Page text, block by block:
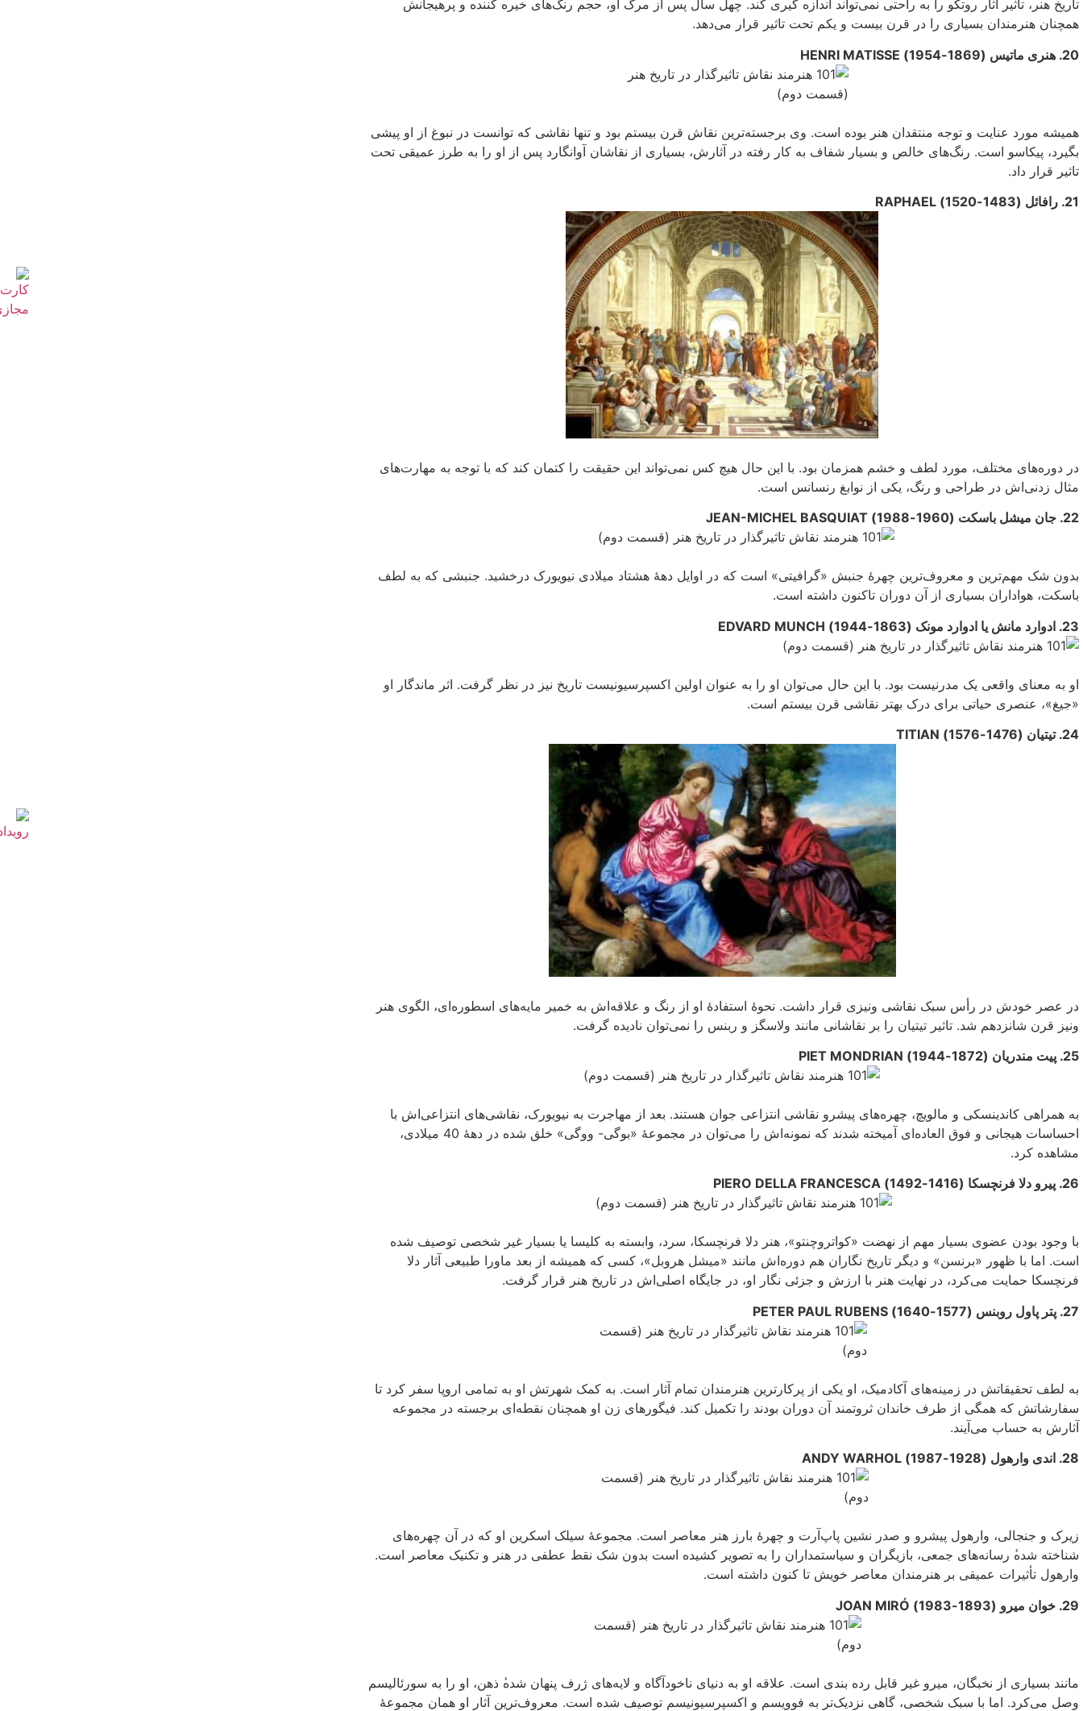
تاریخ هنر، تأثیر آثار روتکو را به راحتی‌ نمی‌تواند اندازه گیری کند. چهل سال پس از مرگ او، حجم رنگ‌های خیره کننده و پرهیجانش
همچنان هنرمندان بسیاری را در قرن بیست و یکم تحت تاثیر قرار می‌دهد.
20. هنری ماتیس (1869-1954) HENRI MATISSE
همیشه مورد عنایت و توجه منتقدان هنر بوده است. وی برجسته‌ترین نقاش قرن بیستم بود و تنها نقاشی که توانست در نبوغ از او پیشی‌
بگیرد، پیکاسو است. رنگ‌های خالص و بسیار شفاف به کار رفته در آثارش، بسیاری از نقاشان آوانگارد پس از او را به طرز عمیقى تحت
تاثیر قرار داد.
21. رافائل (1483-1520) RAPHAEL
در دوره‌های مختلف، مورد لطف و خشم همزمان بود. با این حال هیچ کس نمی‌‌تواند این حقیقت را کتمان کند که با توجه به مهارت‌های
مثال زدنی‌‌اش در طراحی‌ و رنگ، یکی‌ از نوابغ رنسانس است.
22. جان میشل باسکت (1960-1988) JEAN-MICHEL BASQUIAT
بدون شک مهم‌ترین و معروف‌ترین چهرهٔ جنبش «گرافیتی» است که در اوایل دههٔ هشتاد میلادی نیویورک درخشید. جنبشى که به لطف
باسکت، هواداران بسیارى از آن دوران تاکنون داشته است.
23. ادوارد مانش یا ادوارد مونک (1863-1944) EDVARD MUNCH
او به معنای واقعی یک مدرنیست بود. با این حال می‌‌توان او را به عنوان اولین اکسپرسیونیست تاریخ نیز در نظر گرفت. اثر ماندگار او
«جیغ»، عنصری حیاتی برای درک بهتر نقاشی قرن بیستم است.
24. تیتیان (1476-1576) TITIAN
در عصر خودش در رأس سبک نقاشى ونیزی قرار داشت. نحوهٔ استفادهٔ او از رنگ و علاقه‌اش به خمیر مایه‌های اسطوره‌ای، الگوی هنر
ونیز قرن شانزدهم شد. تاثیر تیتیان را بر نقاشانی مانند ولاسگز و ربنس را نمی‌‌توان نادیده گرفت.
25. پیت مندریان (1872-1944) PIET MONDRIAN
به همراهی کاندینسکی و مالویچ، چهره‌های پیشرو نقاشی انتزاعی جوان هستند. بعد از مهاجرت به نیویورک، نقاشی‌های انتزاعی‌اش با
احساسات هیجانى و فوق العاده‌ای آمیخته شدند که نمونه‌اش را می‌‌توان در مجموعهٔ «بوگی- ووگی» خلق شده در دههٔ 40 میلادی،
مشاهده کرد.
26. پیرو دلا فرنچسکا (1416-1492) PIERO DELLA FRANCESCA
با وجود بودن عضوی بسیار مهم از نهضت «کواتروچنتو»، هنر دلا فرنچسکا، سرد، وابسته به کلیسا یا بسیار غیر شخصی‌ توصیف شده
است. اما با ظهور «برنسن» و دیگر تاریخ نگاران هم دوره‌اش مانند «میشل هروبل»، کسی‌ که همیشه از بعد ماورا طبیعی‌ آثار دلا
فرنچسکا حمایت مى‌کرد، در نهایت هنر با ارزش و جزئى نگار او، در جایگاه اصلی‌اش در تاریخ هنر قرار گرفت.
27. پتر پاول روبنس (1577-1640) PETER PAUL RUBENS
به لطف تحقیقاتش در زمینه‌های آکادمیک، او یکی‌ از پرکار‌ترین هنرمندان تمام آثار است. به کمک شهرتش او به تمامی اروپا سفر کرد تا
سفارشاتش که همگی‌ از طرف خاندان ثروتمند آن‌ دوران بودند را تکمیل کند. فیگور‌های زن او همچنان نقطه‌ای برجسته در مجموعه
آثارش به حساب می‌‌آیند.
28. اندی وارهول (1928-1987) ANDY WARHOL
زیرک و جنجالی، وارهول پیشرو و صدر نشین پاپ‌آرت و چهرهٔ بارز هنر معاصر است. مجموعهٔ سیلک اسکرین او که در آن چهره‌های
شناخته شده‌‌ٔ رسانه‌های جمعی‌، بازیگران و سیاستمداران را به تصویر کشیده است بدون شک نقط عطفی در هنر و تکنیک معاصر است.
وارهول تأثیرات عمیقی بر هنرمندان معاصر خویش تا کنون داشته است.
29. خوان میرو (1893-1983) JOAN MIRÓ
مانند بسیاری از نخبگان، میرو غیر قابل رده بندی است. علاقه او به دنیای ناخودآگاه و لایه‌های ژرف پنهان شده‌‌ٔ ذهن، او را به سورئالیسم
وصل می‌‌کرد. اما با سبک شخصی‌، گاهی‌ نزدیک‌تر به فوویسم و اکسپرسیونیسم توصیف شده است. معروف‌ترین آثار او همان مجموعهٔ